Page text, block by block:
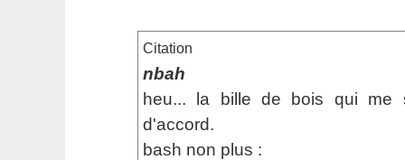
Citation
nbah
heu... la bille de bois qui me
d'accord.
bash non plus :